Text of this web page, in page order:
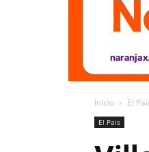
Inicio El
El Pais